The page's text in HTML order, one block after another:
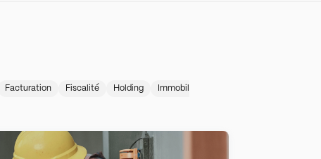
Facturation Fiscalité Holding Immobillier